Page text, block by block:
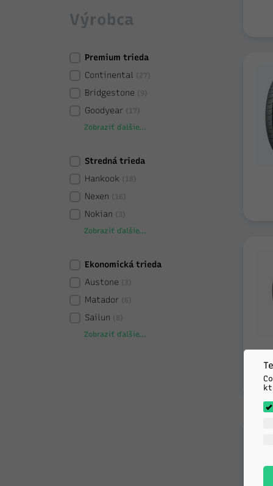
Výrobca
Premium trieda
Continental
Bridgestone
Goodyear
Zobraziť ďalšie...
Stredná trieda
Hankook
Nexen
Nokian
Zobraziť ďalšie...
Ekonomická trieda
Austone
Matador
Sailun
Zobraziť ďalšie...